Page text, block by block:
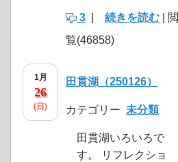
3 続きを読む | 閲
覧(46858)
1月
26
(日)
田貫湖（250126）
カテゴリー 未分類
田貫湖いろいろで
す。 リフレクショ